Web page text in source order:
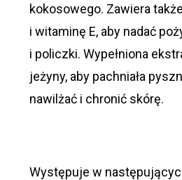
kokosowego. Zawiera
i witaminę E, aby nadać
i policzki. Wypełniona
jeżyny, aby pachniała
nawilżać i chronić skórę.
Występuje w